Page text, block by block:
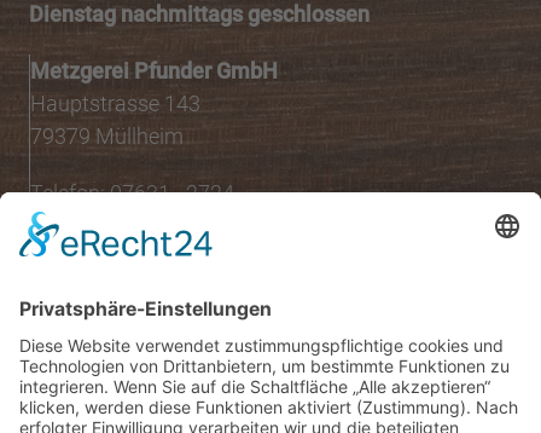
Dienstag nachmittags geschlossen
Metzgerei Pfunder GmbH
Hauptstrasse 143
79379 Müllheim
Telefon: 07631 - 2724
Öffnungszeiten
08:00 Uhr - 13:00 Uhr
Mo.,Di., Do., Fr.:
15:00 Uhr - 18:30 Uhr